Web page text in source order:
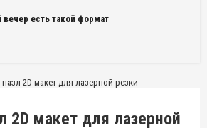
есть такой формат
2D макет для лазерной